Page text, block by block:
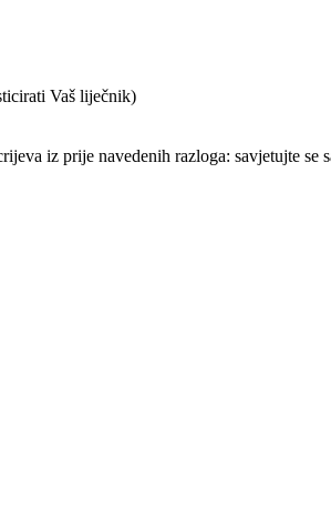
Vaš liječnik)
iz prije navedenih razloga: savjetujte